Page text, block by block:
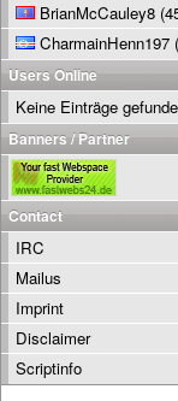
BrianMcCauley8
CharmainHenn197
Users Online
Keine Einträge
Banners / Partner
Contact
IRC
Mailus
Imprint
Disclaimer
Scriptinfo